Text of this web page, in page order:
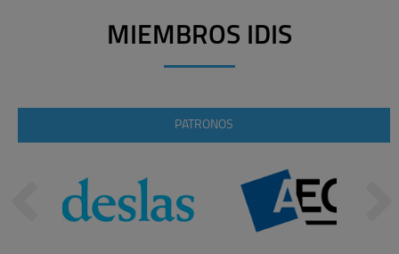
MIEMBROS IDIS
PATRONOS